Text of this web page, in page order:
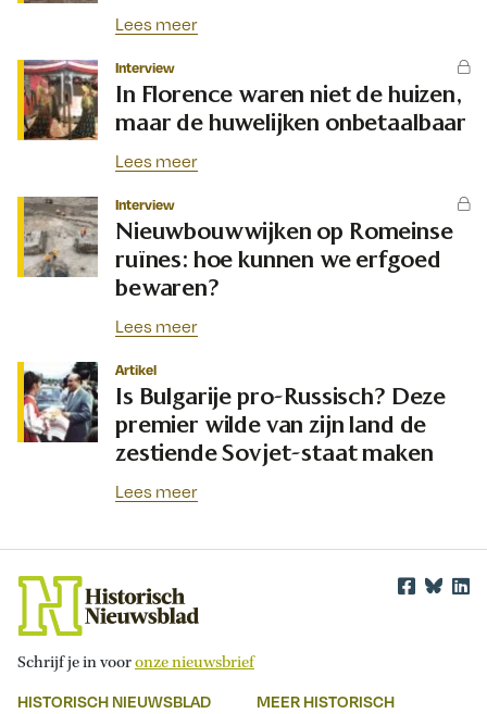
Lees meer
Interview
In Florence waren niet de huizen,
maar de huwelijken onbetaalbaar
Lees meer
Interview
Nieuwbouwwijken op Romeinse
ruïnes: hoe kunnen we erfgoed
bewaren?
Lees meer
Artikel
Is Bulgarije pro-Russisch? Deze
premier wilde van zijn land de
zestiende Sovjet-staat maken
Lees meer
Schrijf je in vooronze nieuwsbrief
HISTORISCH NIEUWSBLAD
MEER HISTORISCH